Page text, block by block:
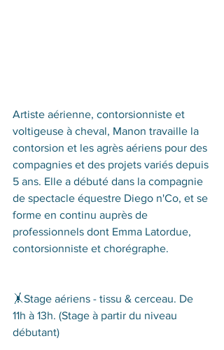
Artiste aérienne, contorsionniste et
voltigeuse à cheval, Manon travaille la
contorsion et les agrès aériens pour des
compagnies et des projets variés depuis
5 ans. Elle a débuté dans la compagnie
de spectacle équestre Diego n'Co, et se
forme en continu auprès de
professionnels dont Emma Latordue,
contorsionniste et chorégraphe.
🤸‍Stage aériens - tissu & cerceau. De
11h à 13h. (Stage à partir du niveau
débutant)